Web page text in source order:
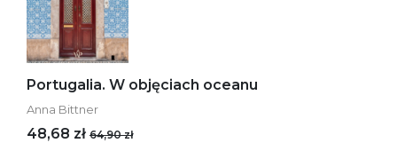
Portugalia. W objęciach oceanu
Anna Bittner
48,68 zł 64,90 zł